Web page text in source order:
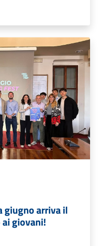
giugno arriva il
giovani!